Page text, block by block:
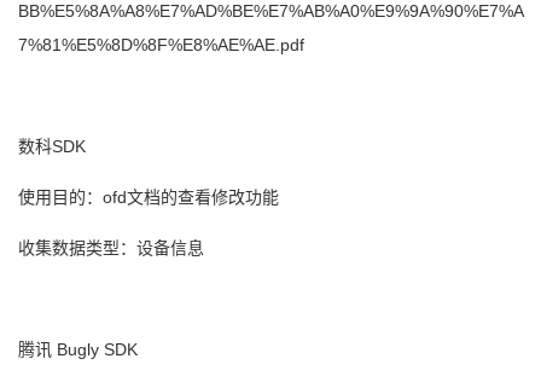
BB%E5%8A%A8%E7%AD%BE%E7%AB%A0%E9%9A%90%E7%A
7%81%E5%8D%8F%E8%AE%AE.pdf
数科SDK
使用目的：ofd文档的查看修改功能
收集数据类型：设备信息
腾讯 Bugly SDK